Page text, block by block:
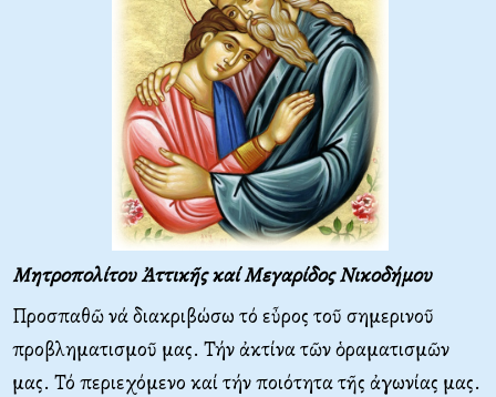
Μητροπολίτου Ἀττικῆς καί Μεγαρίδος Νικοδήμου
Προσπαθῶ νά διακριβώσω τό εὖρος τοῦ σημερινοῦ
προβληματισμοῦ μας. Τήν ἀκτίνα τῶν ὁραματισμῶν
μας. Τό περιεχόμενο καί τήν ποιότητα τῆς ἀγωνίας μας.